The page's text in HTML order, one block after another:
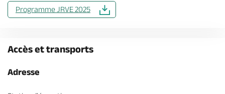
Programme JRVE 2025
Accès et transports
Adresse